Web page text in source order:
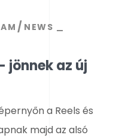
NEWS
jönnek az új
a Reels és
majd az alsó